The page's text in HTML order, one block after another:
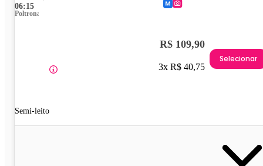
06:15
Poltrona
Semi-leito
R$ 109,90
3x R$ 40,75
Selecionar